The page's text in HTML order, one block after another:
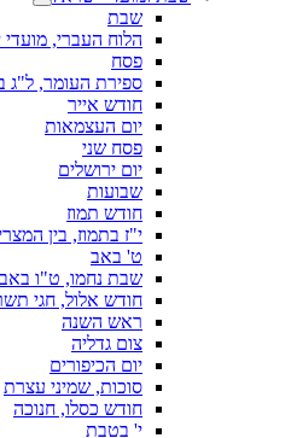
שבת
הלוח העברי,
פסח
ספירת העומר, ל"ג
חודש אייר
יום העצמאות
פסח שני
יום ירושלים
שבועות
חודש תמוז
י"ז בתמוז, בין
ט' באב
שבת נחמו, ט"ו באב
חודש אלול, חגי
ראש השנה
צום גדליה
יום הכיפורים
סוכות, שמיני עצרת
חודש כסלו, חנוכה
י' בטבת